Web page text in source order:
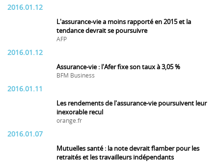
2016.01.12
L'assurance-vie a moins rapporté en 2015 et la
tendance devrait se poursuivre
AFP
2016.01.12
Assurance-vie : l'Afer fixe son taux à 3,05 %
BFM Business
2016.01.11
Les rendements de l'assurance-vie poursuivent leur
inexorable recul
orange.fr
2016.01.07
Mutuelles santé : la note devrait flamber pour les
retraités et les travailleurs indépendants